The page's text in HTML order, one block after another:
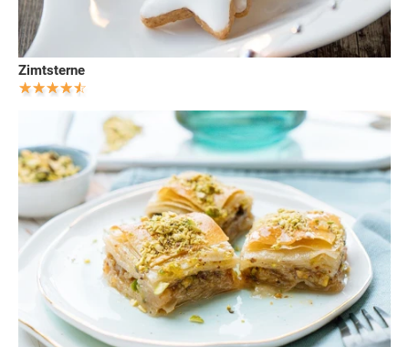
Zimtsterne